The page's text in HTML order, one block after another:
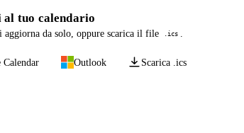
al tuo calendario
da solo, oppure scarica il file .ics
Calendar Outlook Scarica .ics